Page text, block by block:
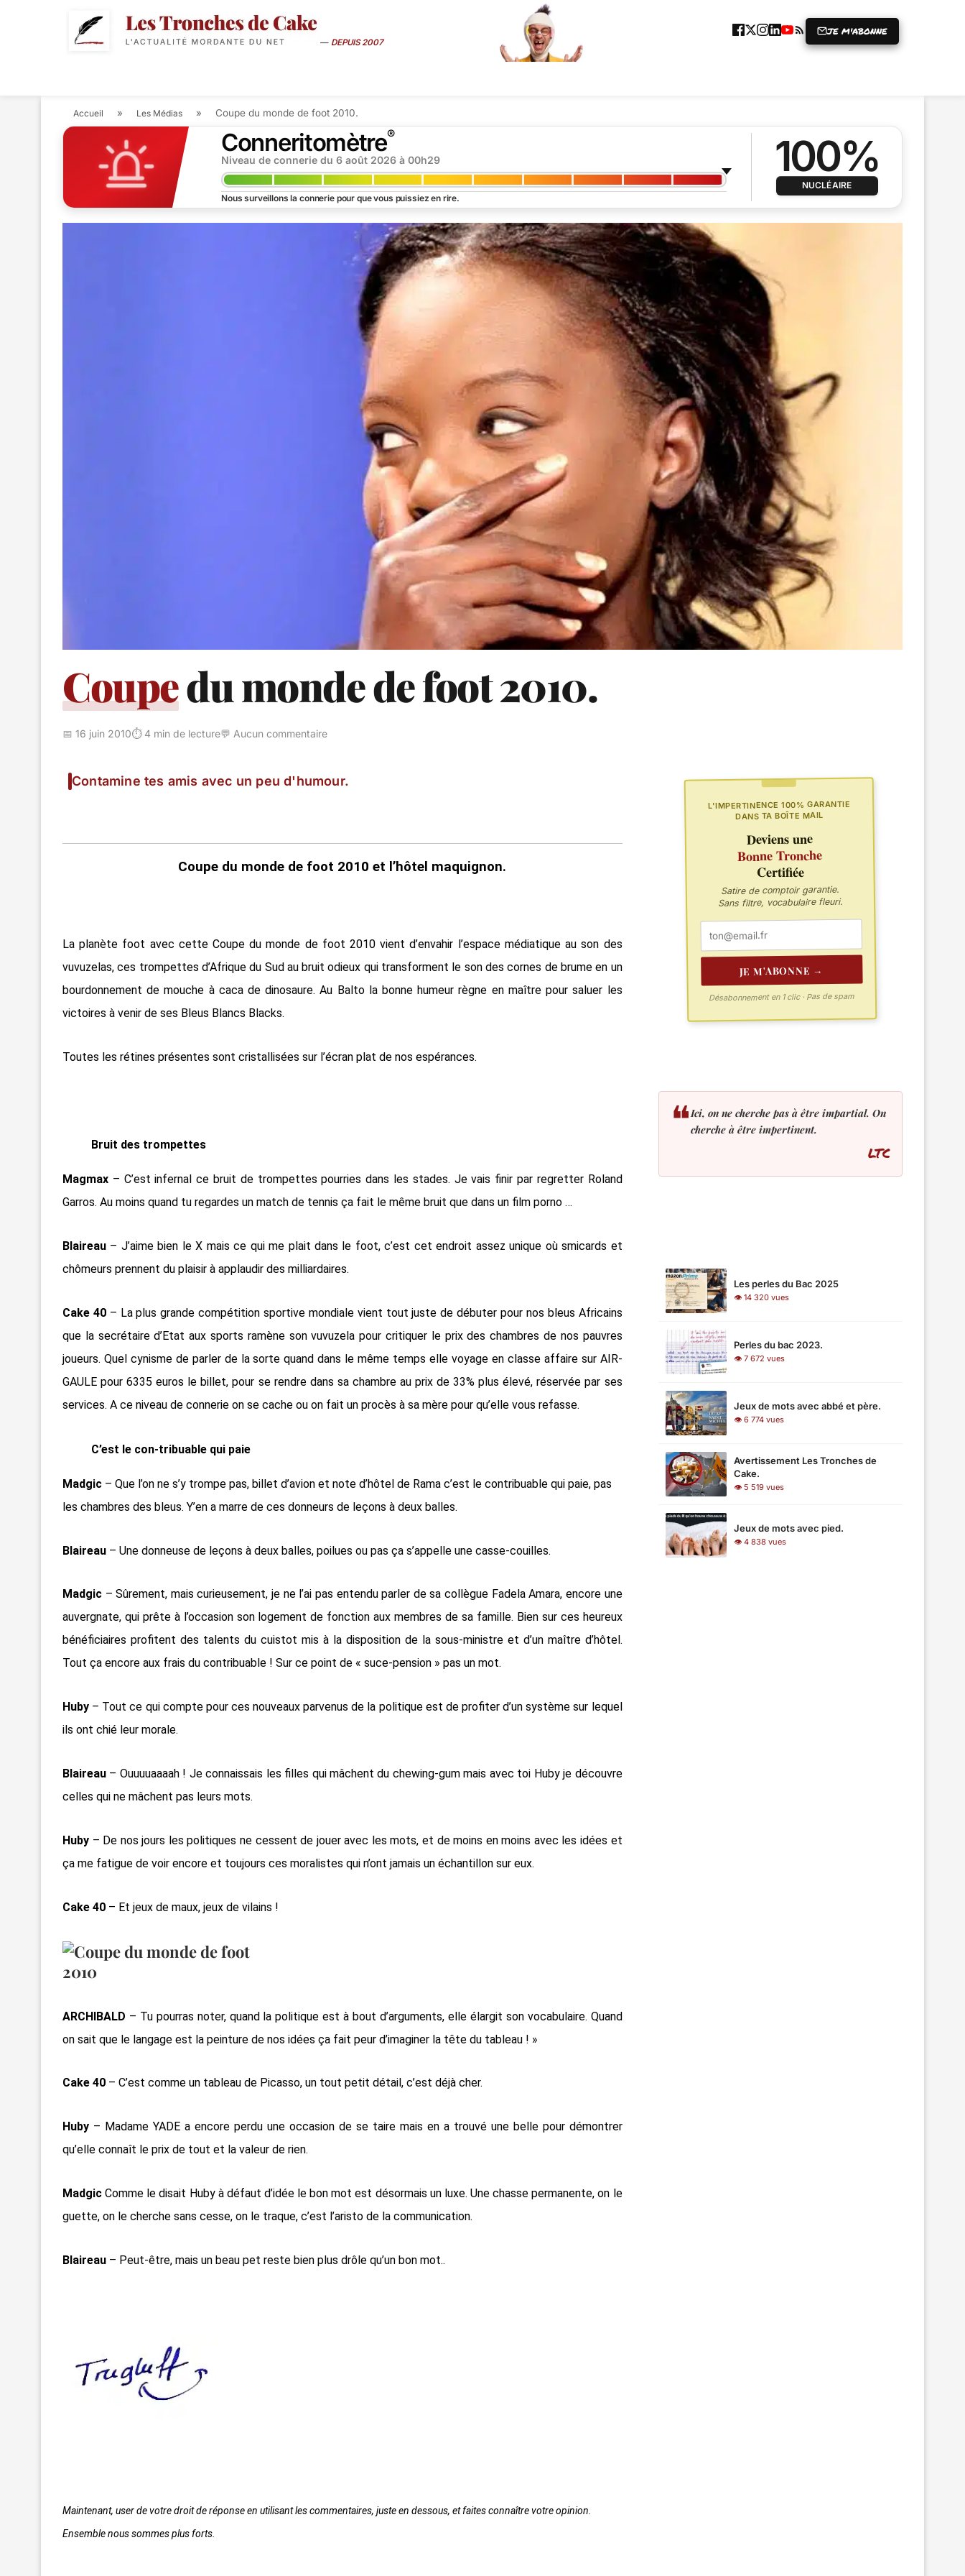
— DEPUIS 2007
JE M'ABONNE
Accueil » Les Médias » Coupe du monde de foot 2010.
Conneritomètre®
Niveau de connerie du 6 août 2026 à 00h29
Nous surveillons la connerie pour que vous puissiez en rire.
100%
NUCLÉAIRE
Coupedu monde de foot 2010.
📅 16 juin 2010⏱️ 4 min de lecture💬 Aucun commentaire
Contamine tes amis avec un peu d'humour.
Coupe du monde de foot 2010 et l’hôtel maquignon.
La planète foot avec cette Coupe du monde de foot 2010 vient d’envahir l’espace médiatique au son des
vuvuzelas, ces trompettes d’Afrique du Sud au bruit odieux qui transforment le son des cornes de brume en un
bourdonnement de mouche à caca de dinosaure. Au Balto la bonne humeur règne en maître pour saluer les
victoires à venir de ses Bleus Blancs Blacks.
Toutes les rétines présentes sont cristallisées sur l’écran plat de nos espérances.
Bruit des trompettes
Magmax – C’est infernal ce bruit de trompettes pourries dans les stades. Je vais finir par regretter Roland
Garros. Au moins quand tu regardes un match de tennis ça fait le même bruit que dans un film porno …
Blaireau – J’aime bien le X mais ce qui me plait dans le foot, c’est cet endroit assez unique où smicards et
chômeurs prennent du plaisir à applaudir des milliardaires.
Cake 40– La plus grande compétition sportive mondiale vient tout juste de débuter pour nos bleus Africains
que la secrétaire d’Etat aux sports ramène son vuvuzela pour critiquer le prix des chambres de nos pauvres
joueurs. Quel cynisme de parler de la sorte quand dans le même temps elle voyage en classe affaire sur AIR-
GAULE pour 6335 euros le billet, pour se rendre dans sa chambre au prix de 33% plus élevé, réservée par ses
services. A ce niveau de connerie on se cache ou on fait un procès à sa mère pour qu’elle vous refasse.
C’est le con-tribuable qui paie
Madgic – Que l’on ne s’y trompe pas, billet d’avion et note d’hôtel de Rama c’est le contribuable qui paie, pas
les chambres des bleus. Y’en a marre de ces donneurs de leçons à deux balles.
Blaireau – Une donneuse de leçons à deux balles, poilues ou pas ça s’appelle une casse-couilles.
Madgic – Sûrement, mais curieusement, je ne l’ai pas entendu parler de sa collègue Fadela Amara, encore une
auvergnate, qui prête à l’occasion son logement de fonction aux membres de sa famille. Bien sur ces heureux
bénéficiaires profitent des talents du cuistot mis à la disposition de la sous-ministre et d’un maître d’hôtel.
Tout ça encore aux frais du contribuable ! Sur ce point de « suce-pension » pas un mot.
Huby – Tout ce qui compte pour ces nouveaux parvenus de la politique est de profiter d’un système sur lequel
ils ont chié leur morale.
Blaireau – Ouuuuaaaah ! Je connaissais les filles qui mâchent du chewing-gum mais avec toi Huby je découvre
celles qui ne mâchent pas leurs mots.
Huby – De nos jours les politiques ne cessent de jouer avec les mots, et de moins en moins avec les idées et
ça me fatigue de voir encore et toujours ces moralistes qui n’ont jamais un échantillon sur eux.
Cake 40 – Et jeux de maux, jeux de vilains !
ARCHIBALD – Tu pourras noter, quand la politique est à bout d’arguments, elle élargit son vocabulaire. Quand
on sait que le langage est la peinture de nos idées ça fait peur d’imaginer la tête du tableau ! »
Cake 40 – C’est comme un tableau de Picasso, un tout petit détail, c’est déjà cher.
Huby – Madame YADE a encore perdu une occasion de se taire mais en a trouvé une belle pour démontrer
qu’elle connaît le prix de tout et la valeur de rien.
Madgic Comme le disait Huby à défaut d’idée le bon mot est désormais un luxe. Une chasse permanente, on le
guette, on le cherche sans cesse, on le traque, c’est l’aristo de la communication.
Blaireau – Peut-être, mais un beau pet reste bien plus drôle qu’un bon mot..
Maintenant, user de votre droit de réponse en utilisant les commentaires, juste en dessous, et faites connaître votre opinion.
Ensemble nous sommes plus forts.
L'IMPERTINENCE 100% GARANTIE
DANS TA BOÎTE MAIL
Deviens une
Bonne Tronche
Certifiée
Satire de comptoir garantie.
Sans filtre, vocabulaire fleuri.
JE M'ABONNE →
Désabonnement en 1 clic · Pas de spam
❝Ici, on ne cherche pas à être impartial. On
cherche à être impertinent.
LTC
Les perles du Bac 2025
👁 14 320 vues
Perles du bac 2023.
👁 7 672 vues
Jeux de mots avec abbé et père.
👁 6 774 vues
Avertissement Les Tronches de
Cake.
👁 5 519 vues
Jeux de mots avec pied.
👁 4 838 vues